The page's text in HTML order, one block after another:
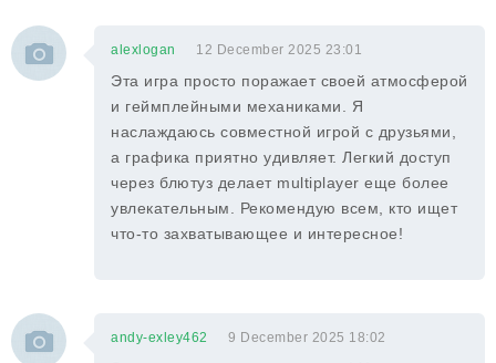
alexlogan 12 December 2025 23:01
Эта игра просто поражает своей атмосферой
и геймплейными механиками. Я
наслаждаюсь совместной игрой с друзьями,
а графика приятно удивляет. Легкий доступ
через блютуз делает multiplayer еще более
увлекательным. Рекомендую всем, кто ищет
что-то захватывающее и интересное!
andy-exley462 9 December 2025 18:02